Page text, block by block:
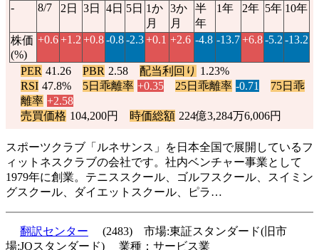
-
8/7 2日 3日 4日 5日 1か
月
3か
月
半
年
1年 2年 5年 10年
株価
(%)
+0.6+1.2 +0.8-0.8-2.3+0.1 +2.6 -4.8 -13.7+6.8-5.2 -13.2
PER 41.26 PBR 2.58 配当利回り 1.23%
RSI 47.8% 5日乖離率 +0.35 25日乖離率 -0.71
75日乖
離率 +2.58
売買価格 104,200円 時価総額 224億3,284万6,006円
スポーツクラブ「ルネサンス」を日本全国で展開しているフ
ィットネスクラブの会社です。社内ベンチャー事業として
1979年に創業。テニススクール、ゴルフスクール、スイミン
グスクール、ダイエットスクール、ピラ…
翻訳センター
(2483) 市場:東証スタンダード(旧市
場:JQスタンダード) 業種：サービス業